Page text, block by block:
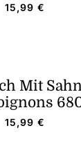
15,99 €
Mit
15,99 €